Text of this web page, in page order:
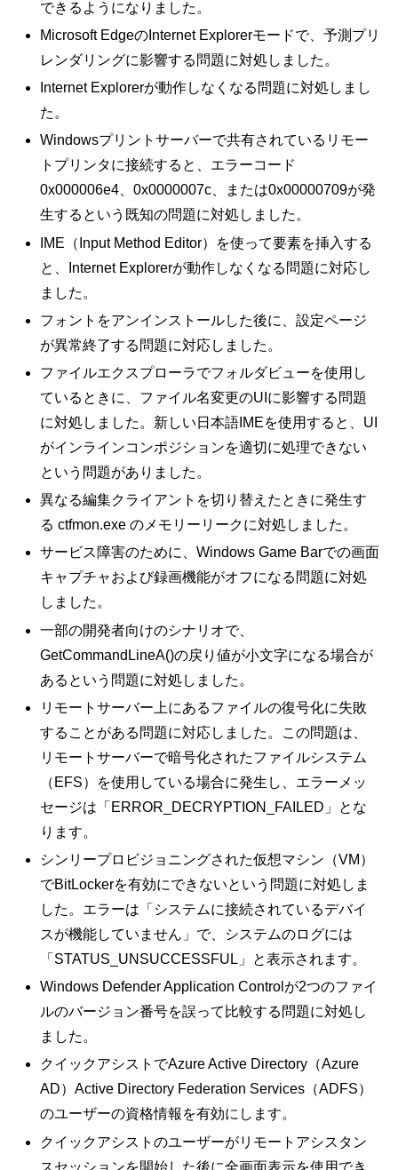
できるようになりました。
Microsoft EdgeのInternet Explorerモードで、予測プリ
レンダリングに影響する問題に対処しました。
Internet Explorerが動作しなくなる問題に対処しまし
た。
Windowsプリントサーバーで共有されているリモー
トプリンタに接続すると、エラーコード
0x000006e4、0x0000007c、または0x00000709が発
生するという既知の問題に対処しました。
IME（Input Method Editor）を使って要素を挿入する
と、Internet Explorerが動作しなくなる問題に対応し
ました。
フォントをアンインストールした後に、設定ページ
が異常終了する問題に対応しました。
ファイルエクスプローラでフォルダビューを使用し
ているときに、ファイル名変更のUIに影響する問題
に対処しました。新しい日本語IMEを使用すると、UI
がインラインコンポジションを適切に処理できない
という問題がありました。
異なる編集クライアントを切り替えたときに発生す
る ctfmon.exe のメモリーリークに対処しました。
サービス障害のために、Windows Game Barでの画面
キャプチャおよび録画機能がオフになる問題に対処
しました。
一部の開発者向けのシナリオで、
GetCommandLineA()の戻り値が小文字になる場合が
あるという問題に対処しました。
リモートサーバー上にあるファイルの復号化に失敗
することがある問題に対応しました。この問題は、
リモートサーバーで暗号化されたファイルシステム
（EFS）を使用している場合に発生し、エラーメッ
セージは「ERROR_DECRYPTION_FAILED」とな
ります。
シンリープロビジョニングされた仮想マシン（VM）
でBitLockerを有効にできないという問題に対処しま
した。エラーは「システムに接続されているデバイ
スが機能していません」で、システムのログには
「STATUS_UNSUCCESSFUL」と表示されます。
Windows Defender Application Controlが2つのファイ
ルのバージョン番号を誤って比較する問題に対処し
ました。
クイックアシストでAzure Active Directory（Azure
AD）Active Directory Federation Services（ADFS）
のユーザーの資格情報を有効にします。
クイックアシストのユーザーがリモートアシスタン
スセッションを開始した後に全画面表示を使用でき